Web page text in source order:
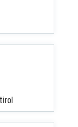
di lavoro regionali
- Dispositivi